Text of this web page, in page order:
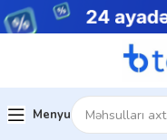
Menyu
Ev Kompüter aksesuarları